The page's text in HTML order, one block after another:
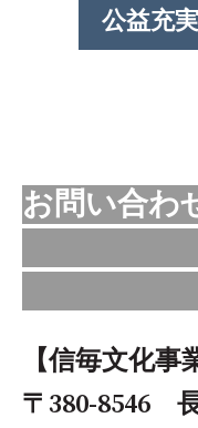
公益充
お問い合わ
【信毎文化
〒380-8546